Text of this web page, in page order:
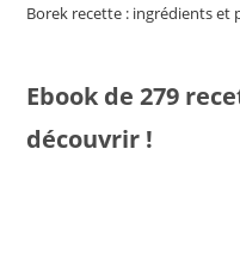
Borek recette : ingrédients et
Ebook de 279
découvrir !